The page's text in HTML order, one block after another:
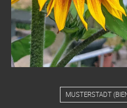
MUSTERSTADT(